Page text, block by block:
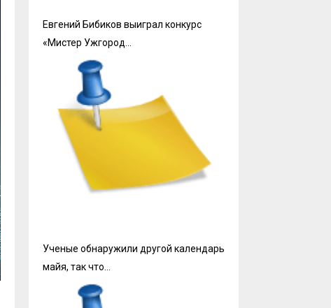
Евгений Бибиков выиграл конкурс
«Мистер Ужгород…
Ученые обнаружили другой календарь
майя, так что…